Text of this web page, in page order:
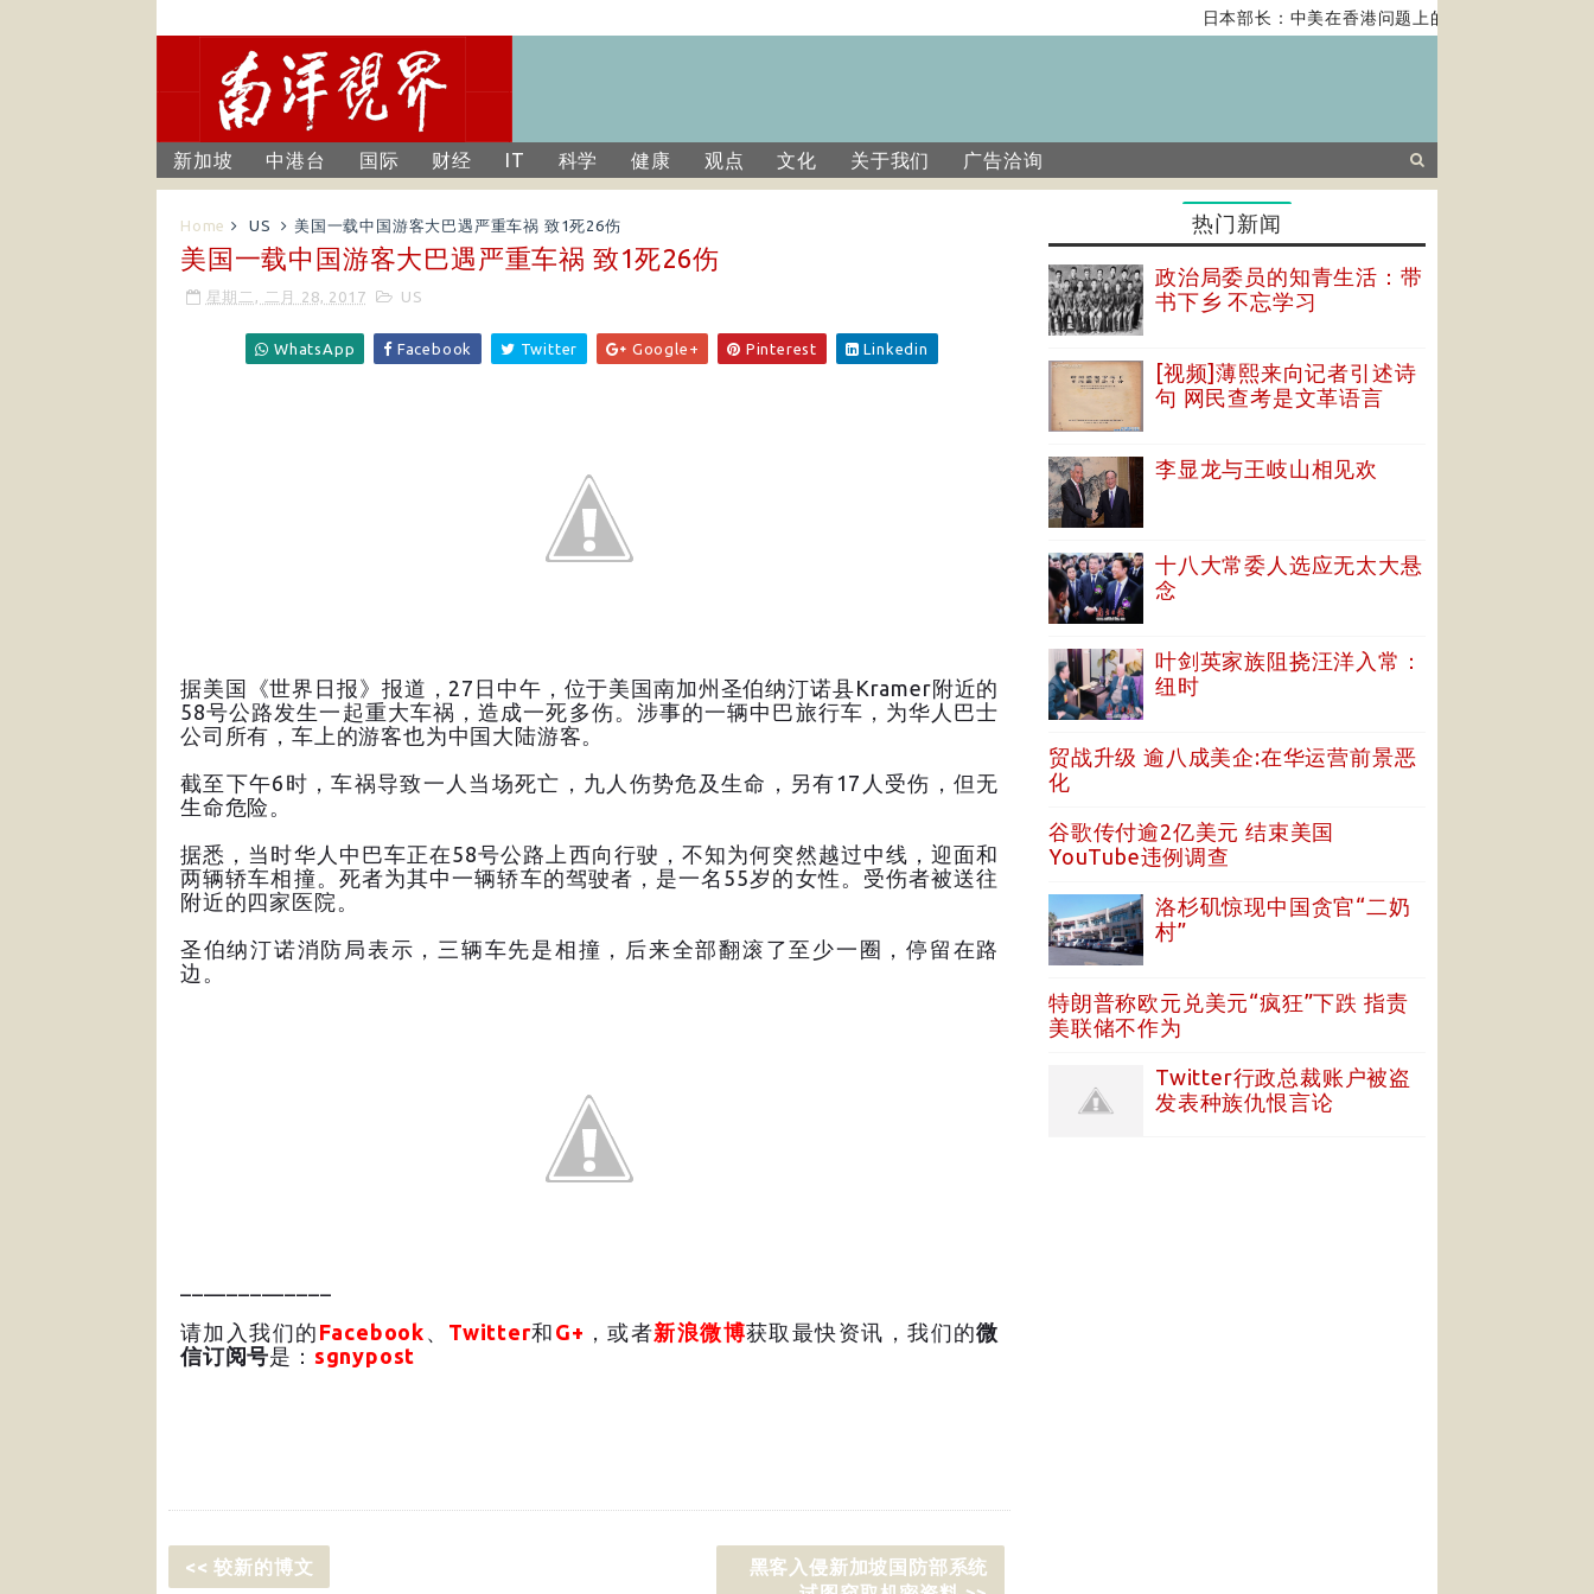
日本部长：中美在香港问题上的紧张关系对全球经济
新加坡 中港台 国际 财经 IT 科学 健康 观点 文化 关于我们 广告洽询
Home US 美国一载中国游客大巴遇严重车祸 致1死26伤
美国一载中国游客大巴遇严重车祸 致1死26伤
星期二, 二月 28, 2017 US
WhatsApp Facebook Twitter Google+ Pinterest Linkedin
据美国《世界日报》报道，27日中午，位于美国南加州圣伯纳汀诺县Kramer附近的
58号公路发生一起重大车祸，造成一死多伤。涉事的一辆中巴旅行车，为华人巴士
公司所有，车上的游客也为中国大陆游客。
截至下午6时，车祸导致一人当场死亡，九人伤势危及生命，另有17人受伤，但无
生命危险。
据悉，当时华人中巴车正在58号公路上西向行驶，不知为何突然越过中线，迎面和
两辆轿车相撞。死者为其中一辆轿车的驾驶者，是一名55岁的女性。受伤者被送往
附近的四家医院。
圣伯纳汀诺消防局表示，三辆车先是相撞，后来全部翻滚了至少一圈，停留在路
边。
请加入我们的 Facebook 、 Twitter和 G+ ，或者新浪微博获取最快资讯，我们的微
信订阅号是： sgnypost
<< 较新的博文
黑客入侵新加坡国防部系统
热门新闻
政治局委员的知青生活：带
书下乡 不忘学习
[视频]薄熙来向记者引述诗
句 网民查考是文革语言
李显龙与王岐山相见欢
十八大常委人选应无太大悬
念
叶剑英家族阻挠汪洋入常：
纽时
贸战升级 逾八成美企:在华运营前景恶
化
谷歌传付逾2亿美元 结束美国
YouTube违例调查
洛杉矶惊现中国贪官“二奶
村”
特朗普称欧元兑美元“疯狂”下跌 指责
美联储不作为
Twitter行政总裁账户被盗
发表种族仇恨言论